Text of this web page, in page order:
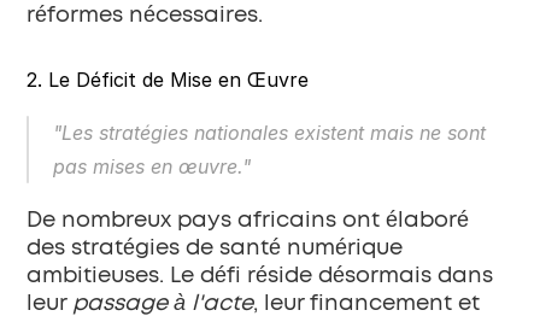
réformes nécessaires.
2. Le Déficit de Mise en Œuvre
"Les stratégies nationales existent mais ne sont
pas mises en œuvre."
De nombreux pays africains ont élaboré
des stratégies de santé numérique
ambitieuses. Le défi réside désormais dans
leur passage à l'acte, leur financement et